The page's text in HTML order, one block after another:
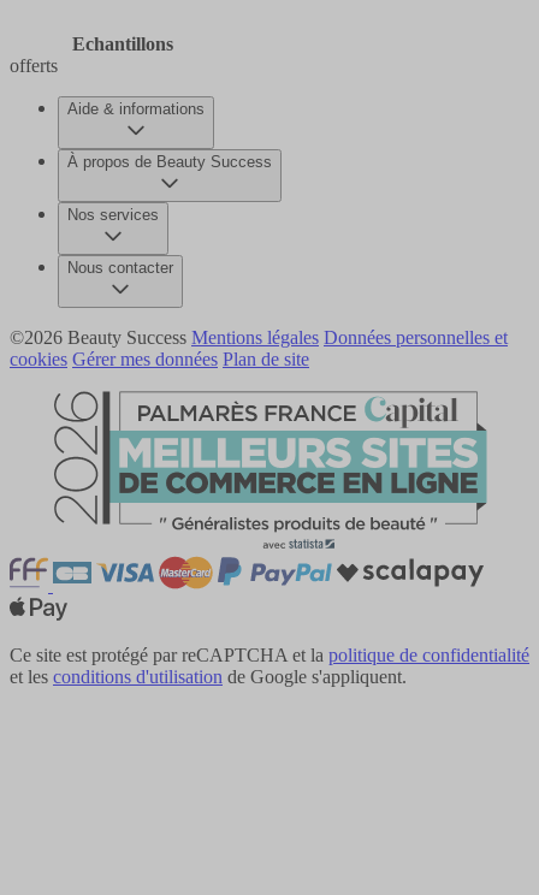
Echantillons
offerts
Aide & informations
À propos de Beauty Success
Nos services
Nous contacter
©2026 Beauty Success Mentions légales Données personnelles et
cookies Gérer mes données Plan de site
Ce site est protégé par reCAPTCHA et la politique de confidentialité
et les conditions d'utilisation de Google s'appliquent.